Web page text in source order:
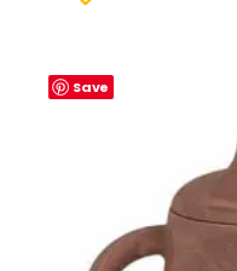
Save